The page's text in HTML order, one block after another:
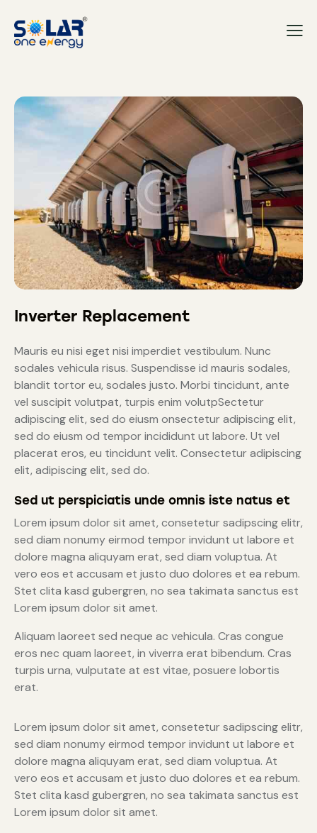
Inverter Replacement
Mauris eu nisi eget nisi imperdiet vestibulum. Nunc
sodales vehicula risus. Suspendisse id mauris sodales,
blandit tortor eu, sodales justo. Morbi tincidunt, ante
vel suscipit volutpat, turpis enim volutpSectetur
adipiscing elit, sed do eiusm onsectetur adipiscing elit,
sed do eiusm od tempor incididunt ut labore. Ut vel
placerat eros, eu tincidunt velit. Consectetur adipiscing
elit, adipiscing elit, sed do.
Sed ut perspiciatis unde omnis iste natus et
Lorem ipsum dolor sit amet, consetetur sadipscing elitr,
sed diam nonumy eirmod tempor invidunt ut labore et
dolore magna aliquyam erat, sed diam voluptua. At
vero eos et accusam et justo duo dolores et ea rebum.
Stet clita kasd gubergren, no sea takimata sanctus est
Lorem ipsum dolor sit amet.
Aliquam laoreet sed neque ac vehicula. Cras congue
eros nec quam laoreet, in viverra erat bibendum. Cras
turpis urna, vulputate at est vitae, posuere lobortis
erat.
Lorem ipsum dolor sit amet, consetetur sadipscing elitr,
sed diam nonumy eirmod tempor invidunt ut labore et
dolore magna aliquyam erat, sed diam voluptua. At
vero eos et accusam et justo duo dolores et ea rebum.
Stet clita kasd gubergren, no sea takimata sanctus est
Lorem ipsum dolor sit amet.